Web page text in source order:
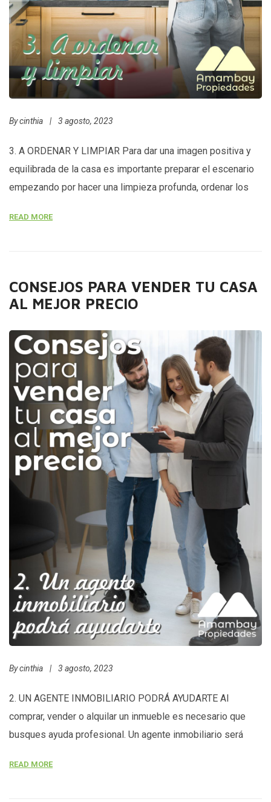
Bycinthia | 3 agosto, 2023
3. A ORDENAR Y LIMPIAR Para dar una imagen positiva y
equilibrada de la casa es importante preparar el escenario
empezando por hacer una limpieza profunda, ordenar los
vea impecable. Una casa puede estar limpia pero
READ MORE
CONSEJOS PARA VENDER TU CASA
AL MEJOR PRECIO
Bycinthia | 3 agosto, 2023
2. UN AGENTE INMOBILIARIO PODRÁ AYUDARTE Al
comprar, vender o alquilar un inmueble es necesario que
busques ayuda profesional. Un agente inmobiliario será
los precios de acuerdo a la zona y qué puedes hacer para
READ MORE